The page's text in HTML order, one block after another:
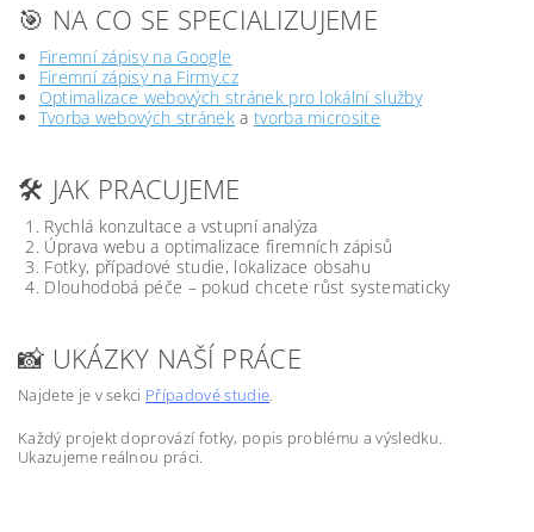
🎯 NA CO SE SPECIALIZUJEME
Firemní zápisy na Google
Firemní zápisy na Firmy.cz
Optimalizace webových stránek pro lokální služby
Tvorba webových stráneka tvorba microsite
🛠️ JAK PRACUJEME
Rychlá konzultace a vstupní analýza
Úprava webu a optimalizace firemních zápisů
Fotky, případové studie, lokalizace obsahu
Dlouhodobá péče – pokud chcete růst systematicky
📸 UKÁZKY NAŠÍ PRÁCE
Najdete je v sekci Případové studie.
Každý projekt doprovází fotky, popis problému a výsledku.
Ukazujeme reálnou práci.